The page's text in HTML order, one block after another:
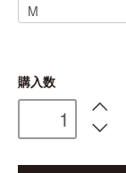
購入数